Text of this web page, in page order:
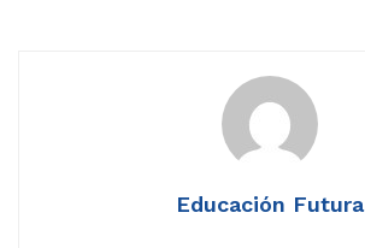
Educación Futura